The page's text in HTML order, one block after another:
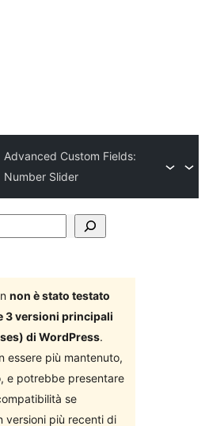
Advanced Custom Fields:
Number Slider
non è stato testato
3 versioni principali
di WordPress.
essere più mantenuto,
e potrebbe presentare
se
versioni più recenti di